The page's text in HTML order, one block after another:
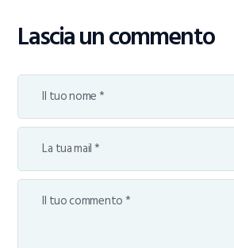
Lascia un commento